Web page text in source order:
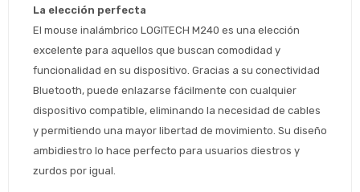
La elección perfecta
El mouse inalámbrico LOGITECH M240 es una elección
excelente para aquellos que buscan comodidad y
funcionalidad en su dispositivo. Gracias a su conectividad
Bluetooth, puede enlazarse fácilmente con cualquier
dispositivo compatible, eliminando la necesidad de cables
y permitiendo una mayor libertad de movimiento. Su diseño
ambidiestro lo hace perfecto para usuarios diestros y
zurdos por igual.